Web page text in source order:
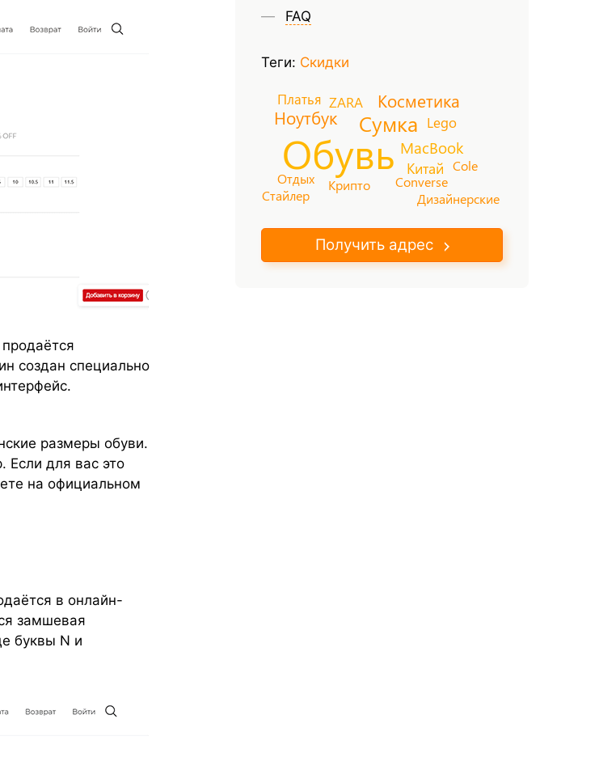
FAQ
Теги: Скидки
Обувь
Сумка
Ноутбук
Косметика
MacBook
Китай
ZARA
Платья
Lego
Отдых Converse
Крипто
Cole
Стайлер
Дизайнерские
Получить адрес
создан специально
размеры обуви.
Если для вас это
на официальном
в онлайн-
замшевая
буквы N и